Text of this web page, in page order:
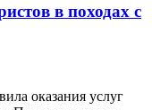
в походах с
оказания услуг